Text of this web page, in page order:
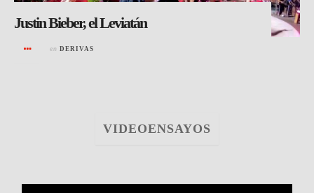
Justin Bieber, el Leviatán
en DERIVAS
VIDEOENSAYOS